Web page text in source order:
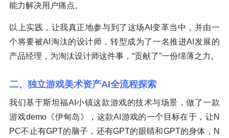
能力解决用户痛点。
以上实践，让我真正地参与到了这场AI变革当中，并由一
个将要被AI淘汰的设计师，转型成为了一名推进AI发展的
产品经理，为淘汰设计师这件事，“贡献了”一份绵薄之力。
二、独立游戏美术资产AI全流程探索
我们基于斯坦福AI小镇这款游戏的技术与场景，做了一款
游戏demo《伊甸岛》，这款AI游戏的一个目标在于，让N
PC不止有GPT的脑子，还有GPT的眼睛和GPT的身体，N